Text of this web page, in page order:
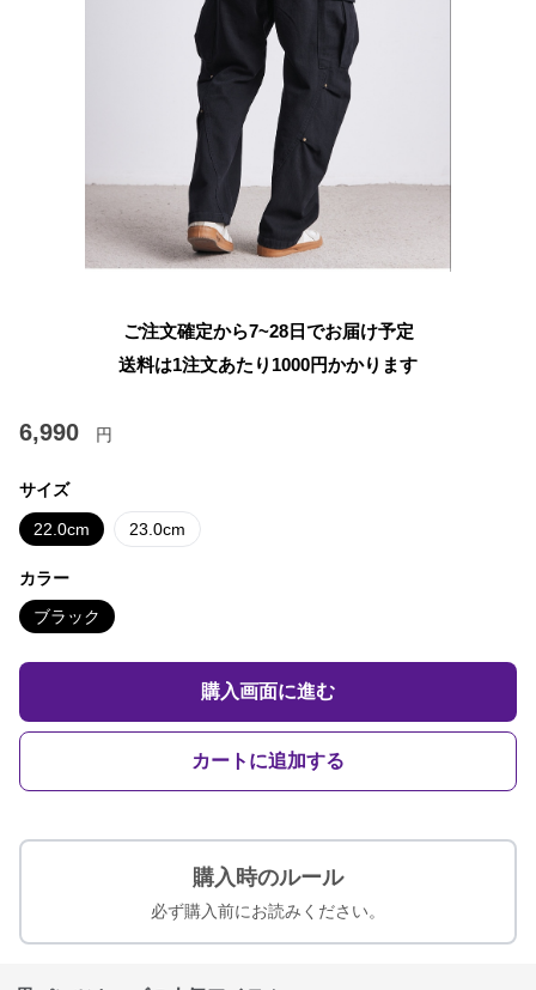
ご注文確定から7~28日でお届け予定
送料は1注文あたり 1000円かかります
6,990 円
サイズ
22.0cm 23.0cm
カラー
ブラック
購入画面に進む
カートに追加する
購入時のルール
必ず購入前にお読みください。